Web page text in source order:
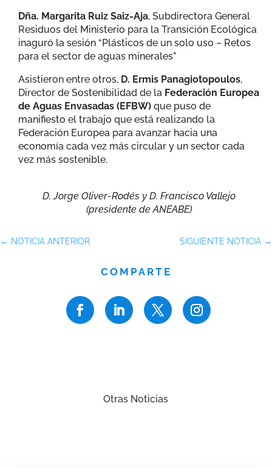
Dña. Margarita Ruiz Saiz-Aja, Subdirectora General
Residuos del Ministerio para la Transición Ecológica
inaguró la sesión “Plásticos de un solo uso – Retos
para el sector de aguas minerales”
Asistieron entre otros, D. Ermis Panagiotopoulos,
Director de Sostenibilidad de la Federación Europea
de Aguas Envasadas (EFBW) que puso de
manifiesto el trabajo que está realizando la
Federación Europea para avanzar hacia una
economía cada vez más circular y un sector cada
vez más sostenible.
D. Jorge Oliver-Rodés y D. Francisco Vallejo
(presidente de ANEABE)
← NOTICIA ANTERIOR SIGUIENTE NOTICIA →
COMPARTE
Otras Noticias